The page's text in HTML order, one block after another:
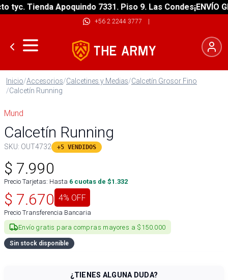
Tienda Apoquindo 7331. Piso 9. Las Condes¡ENVÍO
+56 2 2244 3777 |
Inicio/Accesorios/Calcetines y Medias/Calcetín Grosor Fino
/Calcetín Running
Mund
Calcetín Running
SKU: OUT4732 +5 VENDIDOS
$ 7.990
Precio Tarjetas: Hasta 6 cuotas de $1.332
$ 7.670 4% OFF
Precio Transferencia Bancaria
Envío gratis para compras mayores a $150.000
Sin stock disponible
¿TIENES ALGUNA DUDA?